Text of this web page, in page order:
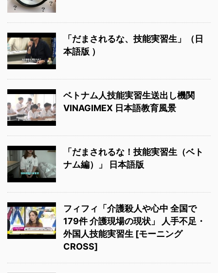
「だまされるな、技能実習生」（日
本語版 ）
ベトナム人技能実習生送出し機関
VINAGIMEX 日本語教育風景
「だまされるな！技能実習生（ベト
ナム編）」 日本語版
フィフィ「介護殺人や心中 全国で
179件 介護現場の現状」 人手不足・
外国人技能実習生 [モーニング
CROSS]